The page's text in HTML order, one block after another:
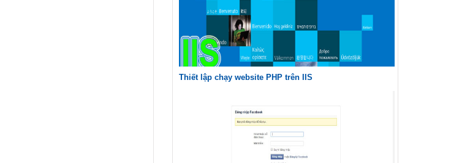
Thiết lập chạy website PHP trên IIS